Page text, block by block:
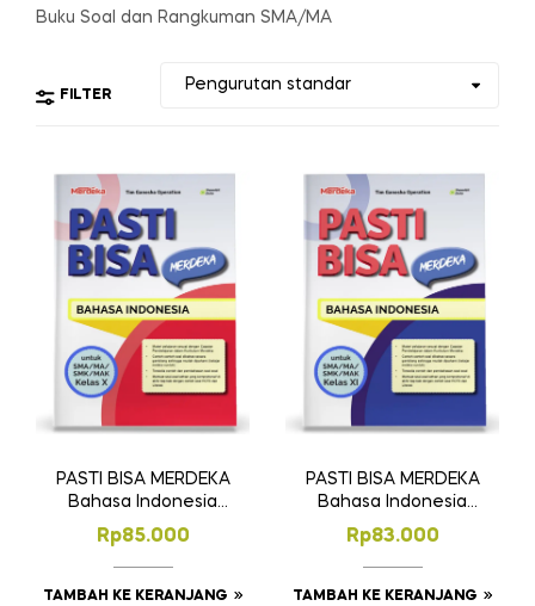
Buku Soal dan Rangkuman SMA/MA
FILTER
PASTI BISA MERDEKA
Bahasa Indonesia
SMA/MA/SMK/MAK
Kelas X
Rp85.000
TAMBAH KE KERANJANG
PASTI BISA MERDEKA
Bahasa Indonesia
SMA/MA/SMK/MAK
Kelas XI
Rp83.000
TAMBAH KE KERANJANG